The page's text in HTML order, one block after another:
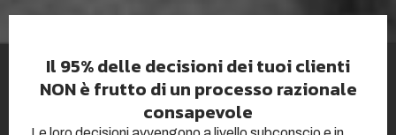
Il 95% delle decisioni dei tuoi clienti
NON è frutto di un processo razionale
consapevole